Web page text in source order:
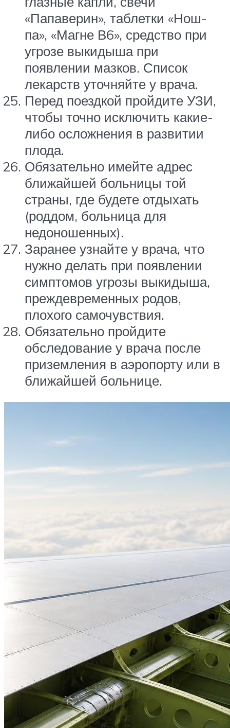
«Папаверин», таблетки «Нош-
па», «Магне В6», средство при
угрозе выкидыша при
появлении мазков. Список
лекарств уточняйте у врача.
Перед поездкой пройдите УЗИ,
чтобы точно исключить какие-
либо осложнения в развитии
плода.
Обязательно имейте адрес
ближайшей больницы той
страны, где будете отдыхать
(роддом, больница для
недоношенных).
Заранее узнайте у врача, что
нужно делать при появлении
симптомов угрозы выкидыша,
преждевременных родов,
плохого самочувствия.
Обязательно пройдите
обследование у врача после
приземления в аэропорту или в
ближайшей больнице.